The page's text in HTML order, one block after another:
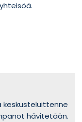
keskusteluittenne
hävitetään.